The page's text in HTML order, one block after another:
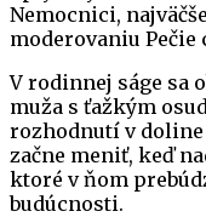
Nemocnici,
moderovaniu Pečie
V rodinnej ságe sa
muža s ťažkým
rozhodnutí v doline
začne meniť, keď
ktoré v ňom
budúcnosti.